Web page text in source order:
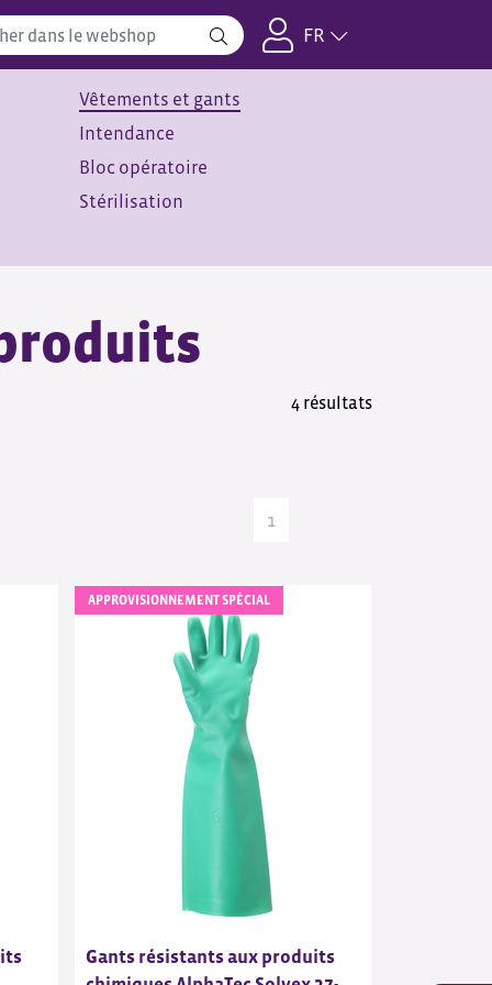
FR
Vêtements et gants
Intendance
Bloc opératoire
Stérilisation
4 résultats
1
APPROVISIONNEMENT SPÉCIAL
Gants résistants aux produits